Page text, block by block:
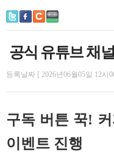
공식 유튜브 채
등록날짜 [ 2026년06월05일 12시
구독 버튼 꾹!
이벤트 진행